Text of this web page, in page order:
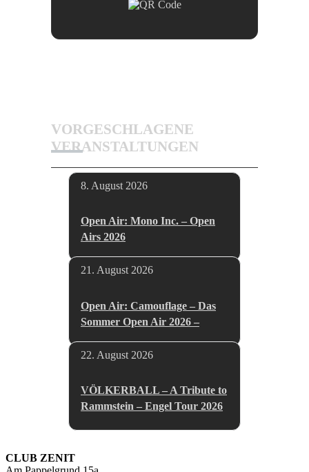
VORGESCHLAGENE
VERANSTALTUNGEN
8. August 2026
Open Air: Mono Inc. – Open
Airs 2026
21. August 2026
Open Air: Camouflage – Das
Sommer Open Air 2026 –
22. August 2026
VÖLKERBALL – A Tribute to
Rammstein – Engel Tour 2026
CLUB ZENIT